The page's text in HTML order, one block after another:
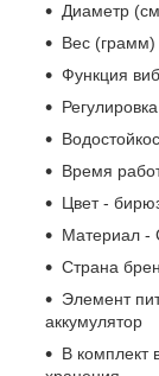
Диаметр
Вес (грамм)
Функция
Время
Цвет -
Материал -
Страна
Элемент
аккумулятор
В комплект